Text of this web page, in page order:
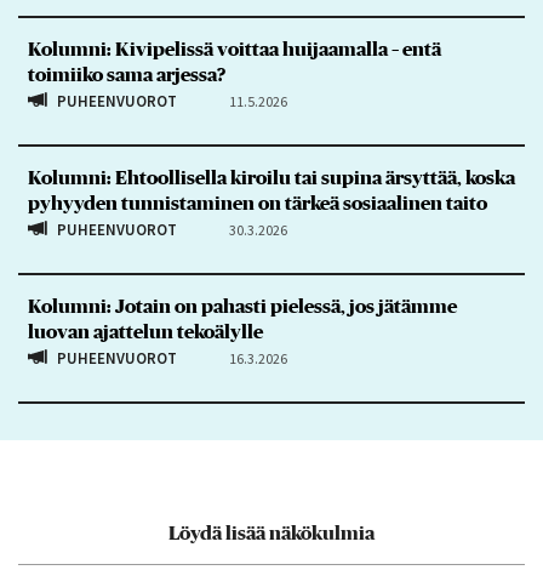
Kolumni: Kivipelissä voittaa huijaamalla – entä
toimiiko sama arjessa?
PUHEENVUOROT 11.5.2026
Kolumni: Ehtoollisella kiroilu tai supina ärsyttää, koska
pyhyyden tunnistaminen on tärkeä sosiaalinen taito
PUHEENVUOROT 30.3.2026
Kolumni: Jotain on pahasti pielessä, jos jätämme
luovan ajattelun tekoälylle
PUHEENVUOROT 16.3.2026
Löydä lisää näkökulmia